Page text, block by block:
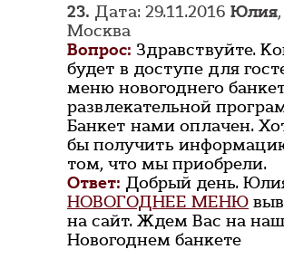
23. Дата: 29.11.2016 Юлия,
Москва
Вопрос: Здравствуйте.
будет в доступе для
меню новогоднего
развлекательной
Банкет нами оплачен.
бы получить
том, что мы приобрели.
Ответ: Добрый день.
НОВОГОДНЕЕ МЕНЮ
на сайт. Ждем Вас на
Новогоднем банкете